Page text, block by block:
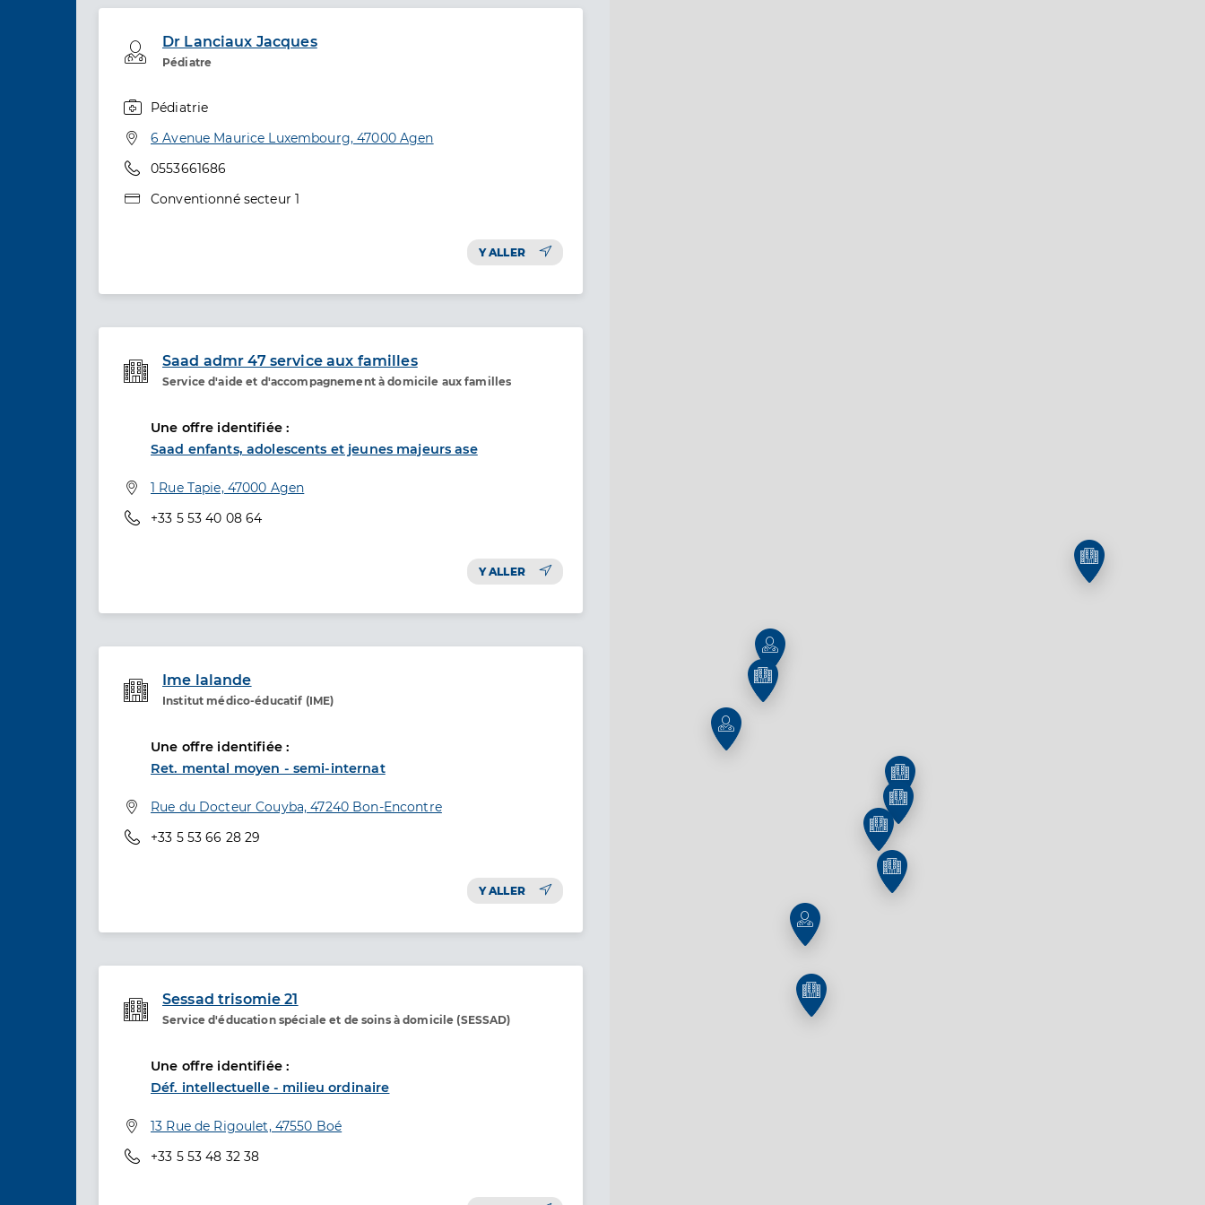
Dr Lanciaux Jacques
Pédiatre
Professionel de santé
Pédiatrie
Adresse
6 Avenue Maurice Luxembourg, 47000 Agen
Téléphone
0553661686
Type de convention
Conventionné secteur 1
Y ALLER
Saad admr 47 service aux familles
Service d'aide et d'accompagnement à domicile aux familles
Etablissement de soins
Une offre identifiée :
Saad enfants, adolescents et jeunes majeurs ase
Adresse
1 Rue Tapie, 47000 Agen
Téléphone
+33 5 53 40 08 64
Y ALLER
Ime lalande
Institut médico-éducatif (IME)
Etablissement de soins
Une offre identifiée :
Ret. mental moyen - semi-internat
Adresse
Rue du Docteur Couyba, 47240 Bon-Encontre
Téléphone
+33 5 53 66 28 29
Y ALLER
Sessad trisomie 21
Service d'éducation spéciale et de soins à domicile (SESSAD)
Etablissement de soins
Une offre identifiée :
Déf. intellectuelle - milieu ordinaire
Adresse
13 Rue de Rigoulet, 47550 Boé
Téléphone
+33 5 53 48 32 38